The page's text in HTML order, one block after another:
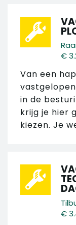
€
Van een
in de
krijg je hier
kiezen. Je
€